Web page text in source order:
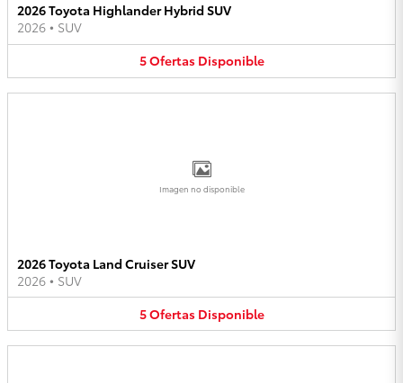
2026 Toyota Highlander Hybrid SUV
2026 • SUV
5Ofertas Disponible
Imagen no disponible
2026 Toyota Land Cruiser SUV
2026 • SUV
5Ofertas Disponible